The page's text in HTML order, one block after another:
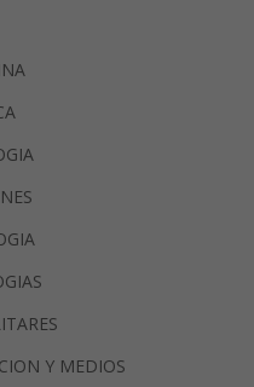
Y MEDIOS